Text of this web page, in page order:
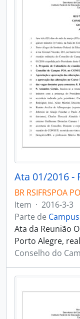
Ata 01/2016 -
BR RSIFRSPOA
Item · 2016-3-3
Parte de
Ata da Reunião
Porto Alegre,
Conselho do